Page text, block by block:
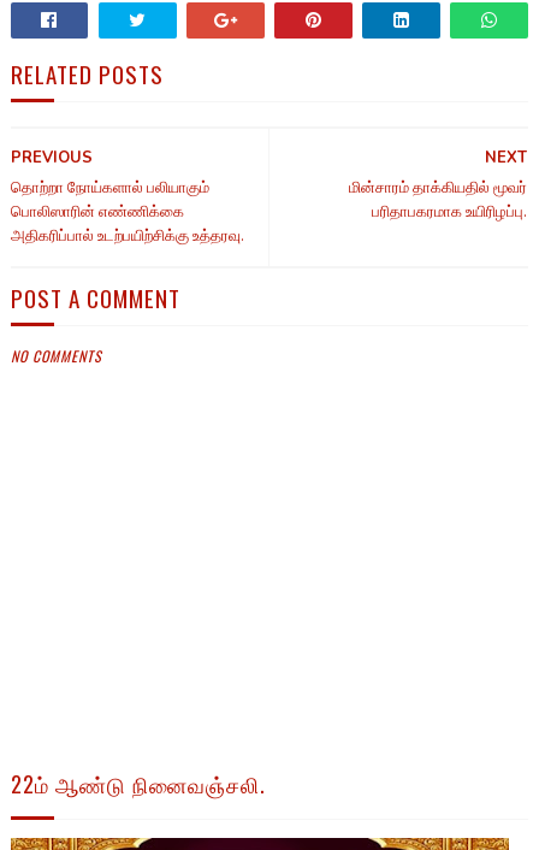
RELATED POSTS
NEXT
மின்சாரம் தாக்கியதில் மூவர்
பரிதாபகரமாக உயிரிழப்பு.
PREVIOUS
தொற்றா நோய்களால் பலியாகும்
பொலிஸாரின் எண்ணிக்கை
அதிகரிப்பால் உடற்பயிற்சிக்கு உத்தரவு.
POST A COMMENT
NO COMMENTS
22ம் ஆண்டு நினைவஞ்சலி.